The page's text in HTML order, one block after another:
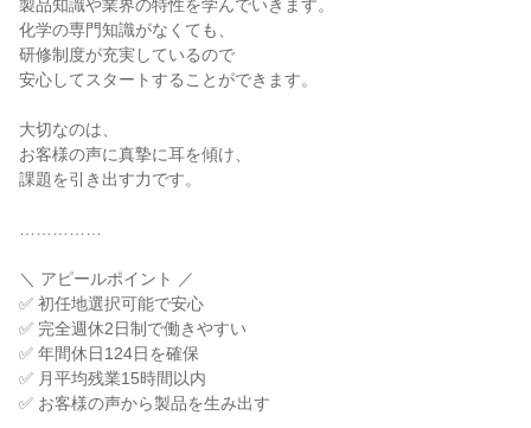
製品知識や業界の特性を学んでいきます。
化学の専門知識がなくても、
研修制度が充実しているので
安心してスタートすることができます。
大切なのは、
お客様の声に真摯に耳を傾け、
課題を引き出す力です。
＼ アピールポイント ／
✅ 初任地選択可能で安心
✅ 完全週休2日制で働きやすい
✅ 年間休日124日を確保
✅ 月平均残業15時間以内
✅ お客様の声から製品を生み出す